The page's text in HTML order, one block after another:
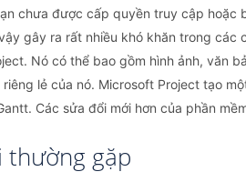
chưa được cấp quyền truy cập
gây ra rất nhiều khó khăn trong các
Nó có thể bao gồm hình ảnh, văn
lẻ của nó. Microsoft Project tạo
Các sửa đổi mới hơn của phần
thường gặp